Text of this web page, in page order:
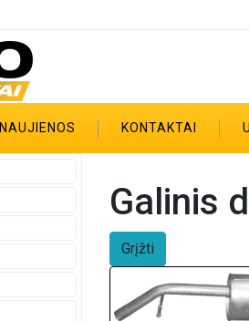
NAUJIENOS KONTAKTAI
Galinis
Grįžti